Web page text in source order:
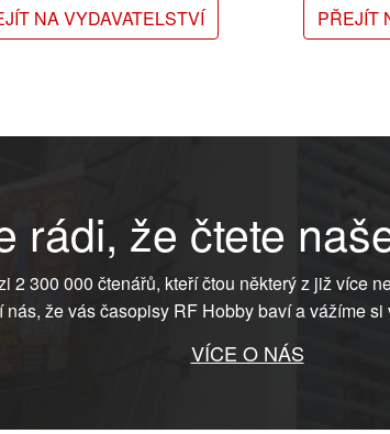
NA VYDAVATELSTVÍ
PŘEJÍT
rádi, že čtete
2 300 000 čtenářů, kteří čtou některý z již více
nás, že vás časopisy RF Hobby baví a vážíme si
VÍCE O NÁS